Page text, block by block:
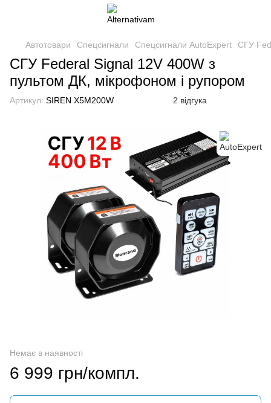
Автотовари Спецсигнали Спецсигнали AutoExpert СГУ
СГУ Federal Signal 12V 400W з
пультом ДК, мікрофоном і рупором
Артикул: SIREN X5M200W 2 відгука
Немає в наявності
6 999 грн/компл.